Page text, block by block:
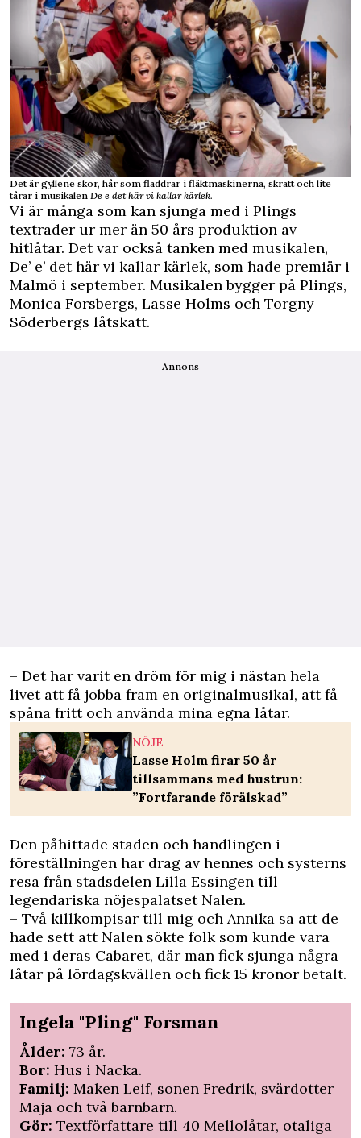
Det är gyllene skor, hår som fladdrar i fläktmaskinerna, skratt och lite
tårar i musikalen De e det här vi kallar kärlek.
Vi är många som kan sjunga med i Plings
textrader ur mer än 50 års produktion av
hitlåtar. Det var också tanken med musikalen,
De’ e’ det här vi kallar kärlek, som hade premiär i
Malmö i september. Musikalen bygger på Plings,
Monica Forsbergs, Lasse Holms och Torgny
Söderbergs låtskatt.
Annons
– Det har varit en dröm för mig i nästan hela
livet att få jobba fram en originalmusikal, att få
spåna fritt och använda mina egna låtar.
NÖJE
Lasse Holm firar 50 år
tillsammans med hustrun:
”Fortfarande förälskad”
Den påhittade staden och handlingen i
föreställningen har drag av hennes och systerns
resa från stadsdelen Lilla Essingen till
legendariska nöjespalatset Nalen.
– Två killkompisar till mig och Annika sa att de
hade sett att Nalen sökte folk som kunde vara
med i deras Cabaret, där man fick sjunga några
låtar på lördagskvällen och fick 15 kronor betalt.
Ingela "Pling" Forsman
Ålder: 73 år.
Bor: Hus i Nacka.
Familj: Maken Leif, sonen Fredrik, svärdotter
Maja och två barnbarn.
Gör: Textförfattare till 40 Mellolåtar, otaliga